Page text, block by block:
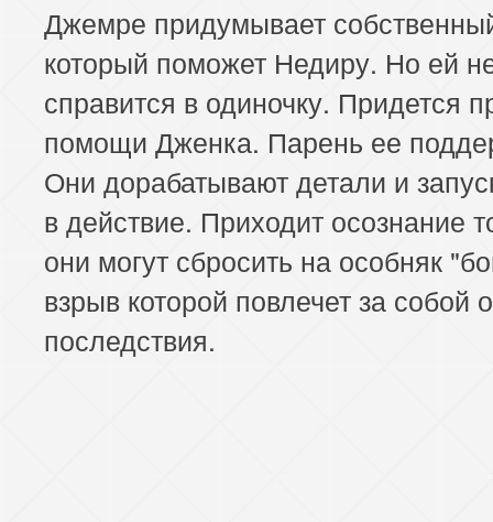
Джемре придумывает
который поможет Недиру. Но ей
справится в одиночку. Придется
помощи Дженка. Парень ее
Они дорабатывают детали и
в действие. Приходит осознание
они могут сбросить на особняк
взрыв которой повлечет за собой
последствия.